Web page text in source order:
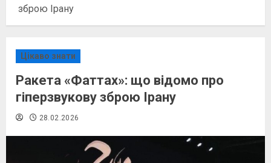
зброю Ірану
Цікаво знати
Ракета «Фаттах»: що відомо про
гіперзвукову зброю Ірану
28.02.2026